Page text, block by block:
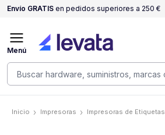
Envío GRATIS en pedidos superiores a 250 €
Menú
Inicio Impresoras Impresoras de Etiquetas